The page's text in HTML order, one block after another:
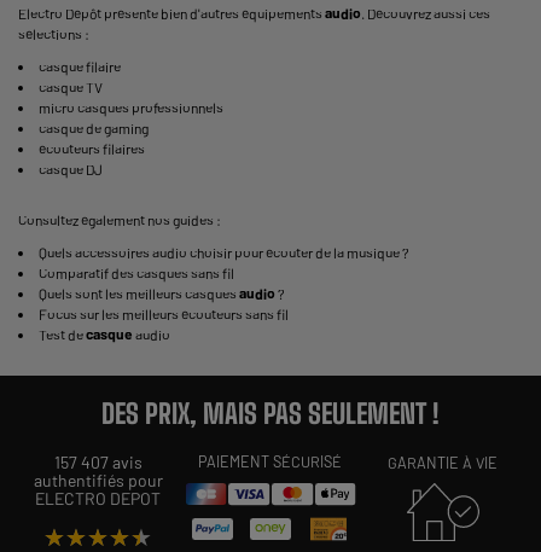
Electro Dépôt présente bien d'autres équipements audio. Découvrez aussi ces
sélections :
casque filaire
casque TV
micro casques professionnels
casque de gaming
écouteurs filaires
casque DJ
Consultez également nos guides :
Quels accessoires audio choisir pour écouter de la musique ?
Comparatif des casques sans fil
Quels sont les meilleurs casques audio ?
Focus sur les meilleurs écouteurs sans fil
Test decasque audio
DES PRIX, MAIS PAS SEULEMENT !
157 407 avis
authentifiés pour
ELECTRO DEPOT
★★★★★
★★★★★
PAIEMENT SÉCURISÉ GARANTIE À VIE